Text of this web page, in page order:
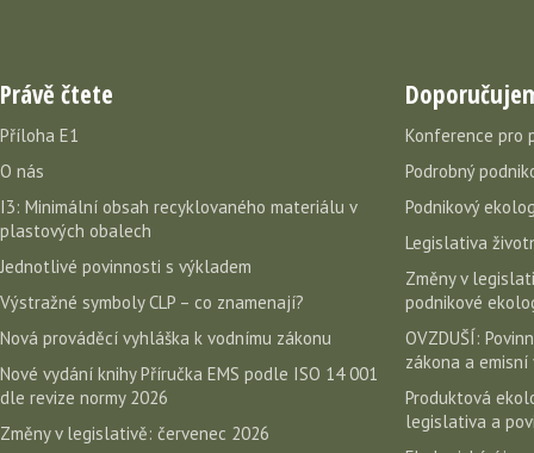
Právě čtete
Příloha E1
O nás
I3: Minimální obsah recyklovaného materiálu v
plastových obalech
Jednotlivé povinnosti s výkladem
Výstražné symboly CLP – co znamenají?
Nová prováděcí vyhláška k vodnímu zákonu
Nové vydání knihy Příručka EMS podle ISO 14 001
dle revize normy 2026
Změny v legislativě: červenec 2026
Konference pro
Podrobný
Podnikový
Legislativa
Změny v
podnikové
OVZDUŠÍ:
zákona a emisní
Produktová
legislativa a